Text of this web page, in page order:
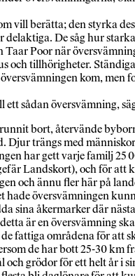
vill berätta; den styrka
delaktiga. De såg hur
Poor när
och tillhörigheter.
kom, men
sådan översvämning,
bort, återvände
Djur trängs med
har gett varje familj
Landskort), och för
och ännu fler här på
hade översvämningen
sina åkermarker där
är en översvämning
fattiga områdena för att
de har bott 25-30 km
grödor för ett helt år i